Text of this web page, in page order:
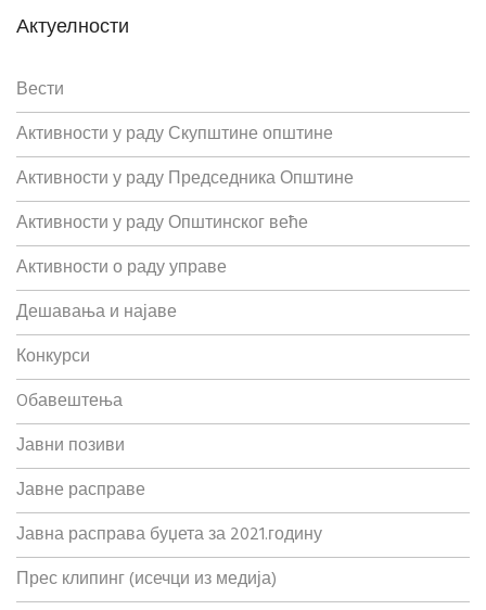
Актуелности
Вести
Активности у раду Скупштине општине
Активности у раду Председника Општине
Активности у раду Општинског веће
Активности о раду управе
Дешавања и најаве
Конкурси
Oбавештења
Јавни позиви
Јавне расправе
Јавна расправа буџета за 2021.годину
Прес клипинг (исечци из медија)